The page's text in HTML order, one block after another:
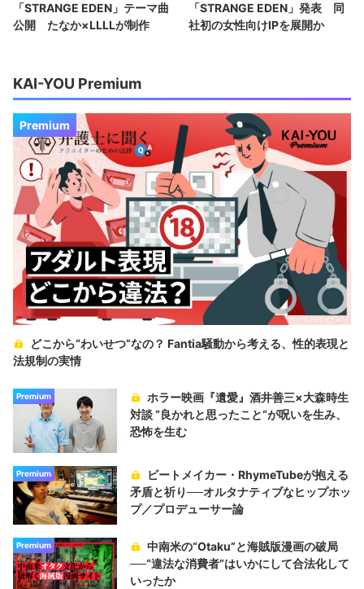
「STRANGE EDEN」テーマ曲
公開 たなか×LLLLが制作
「STRANGE EDEN」発表 同
社初の女性向けIPを展開か
KAI-YOU Premium
Premium
どこから“わいせつ”なの？ Fantia騒動から考える、性的表現と
法規制の実情
Premium
ホラー映画『遺愛』酒井善三×大森時生
対談 “良かれと思ったこと“が呪いを生み、
恐怖を生む
Premium
ビートメイカー・RhymeTubeが抱える
矛盾と祈り──オルタナティブなヒップホッ
プ／プロデューサー論
Premium
中南米の“Otaku”と海賊版漫画の破局
──“違法な消費者”はいかにして合法化して
いったか